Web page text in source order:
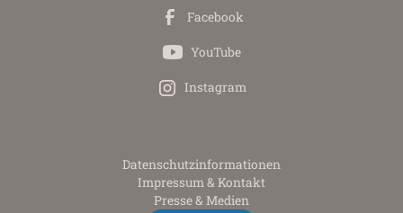
Facebook
YouTube
Instagram
Datenschutz­informationen
Impressum & Kontakt
Presse & Medien